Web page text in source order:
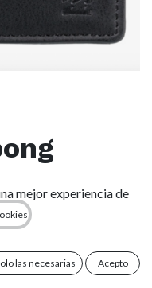
para el DNI
mejor experiencia de
las necesarias Acepto